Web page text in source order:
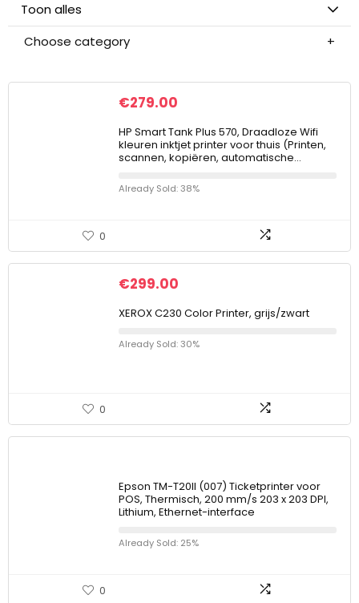
Toon alles
Choose category
€279.00
HP Smart Tank Plus 570, Draadloze Wifi
kleuren inktjet printer voor thuis (Printen,
scannen, kopiëren, automatische…
Already Sold: 38%
0
€299.00
XEROX C230 Color Printer, grijs/zwart
Already Sold: 30%
0
Epson TM-T20II (007) Ticketprinter voor
POS, Thermisch, 200 mm/s 203 x 203 DPI,
Lithium, Ethernet-interface
Already Sold: 25%
0